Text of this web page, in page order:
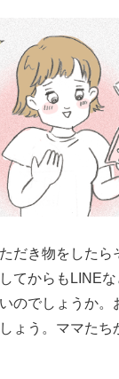
だき物をしたら
てからもLINE
のでしょうか。
ょう。ママたち